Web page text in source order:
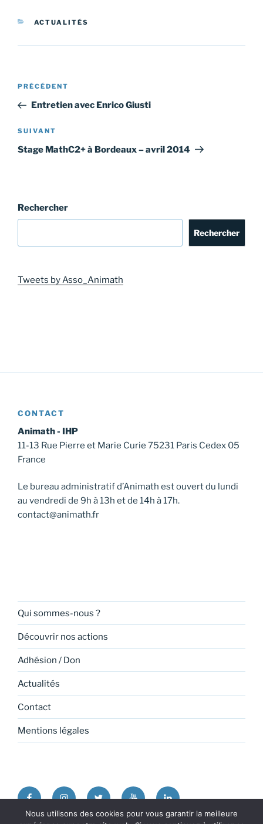
CATÉGORIES
ACTUALITÉS
Navigation
l’article
Article
précédent
PRÉCÉDENT
Entretien avec Enrico Giusti
Article
suivant
SUIVANT
Stage MathC2+ à Bordeaux – avril 2014
Rechercher
Rechercher
Tweets by Asso_Animath
CONTACT
Animath - IHP
11-13 Rue Pierre et Marie Curie 75231 Paris Cedex 05
France
Le bureau administratif d’Animath est ouvert du lundi
au vendredi de 9h à 13h et de 14h à 17h.
contact@animath.fr
Qui sommes-nous ?
Découvrir nos actions
Adhésion / Don
Actualités
Contact
Mentions légales
FacebookInstagramTwitter YoutubeLinkedin
Nous utilisons des cookies pour vous garantir la meilleure